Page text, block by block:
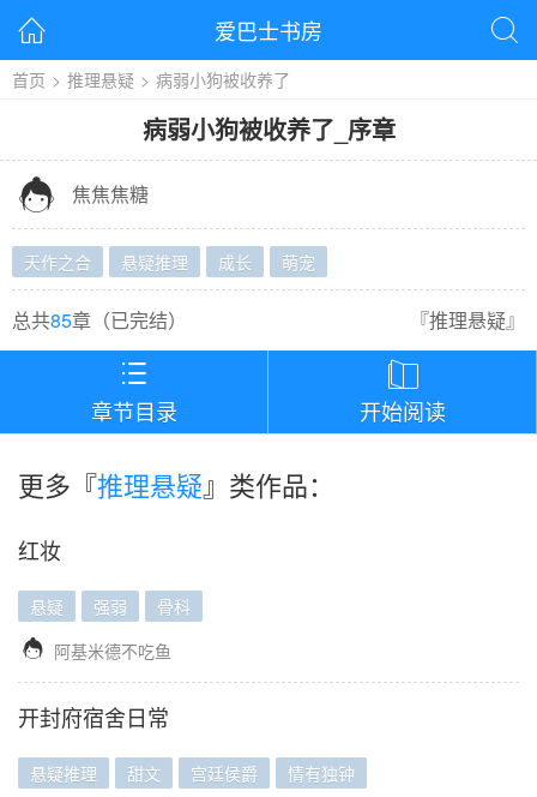
 爱巴士书房 
首页 > 推理悬疑 > 病弱小狗被收养了
病弱小狗被收养了 序章
 焦焦焦糖
天作之合 悬疑推理 成长 萌宠
总共85章（已完结） 『推理悬疑』

章节目录

开始阅读
更多『推理悬疑』类作品：
红妆
悬疑 强弱 骨科
 阿基米德不吃鱼
开封府宿舍日常
悬疑推理 甜文 宫廷侯爵 情有独钟